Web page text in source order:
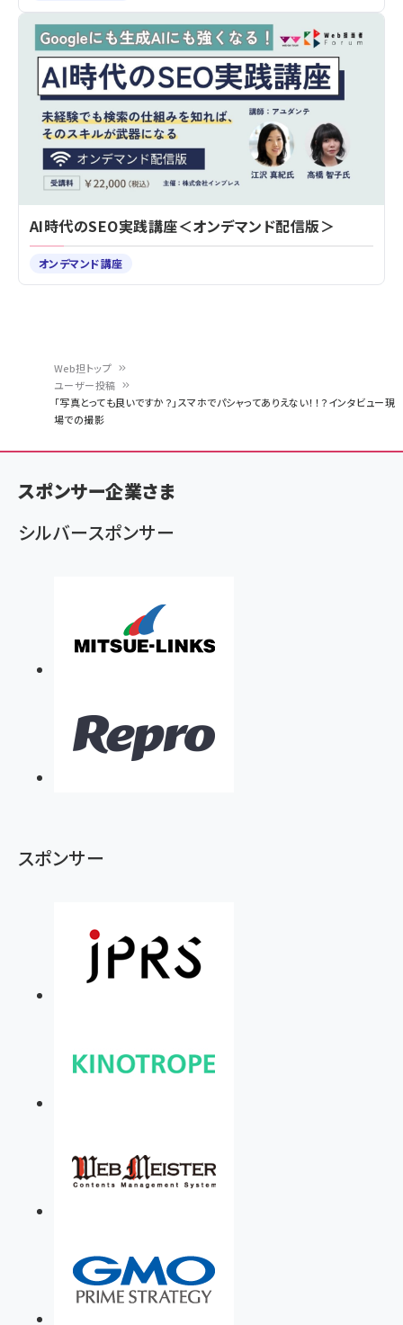
く
ず
Web担トップ
ユーザー投稿
「写真とっても良いですか？」スマホでパシャってありえない！！？インタビュー現
場での撮影
AI時代のSEO実践講座＜オンデマンド配信版＞
オンデマンド講座
スポンサー企業さま
シルバースポンサー
スポンサー